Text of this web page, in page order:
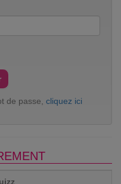
de passe, cliquez ici